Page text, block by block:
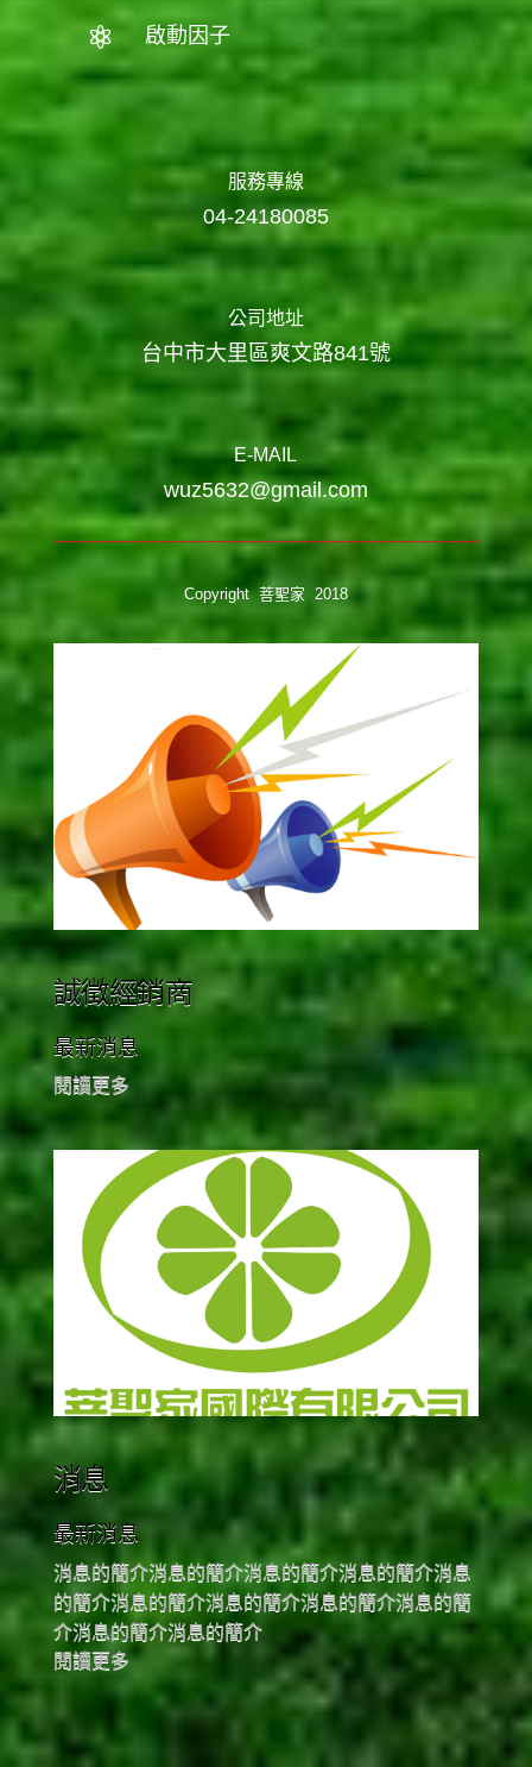
 啟動因子
服務專線
04-24180085
公司地址
台中市大里區爽文路841號
E-MAIL
wuz5632@gmail.com
Copyright 菩聖家 2018
誠徵經銷商
最新消息
閱讀更多
消息
最新消息
消息的簡介消息的簡介消息的簡介消息的簡介消息
的簡介消息的簡介消息的簡介消息的簡介消息的簡
介消息的簡介消息的簡介
閱讀更多